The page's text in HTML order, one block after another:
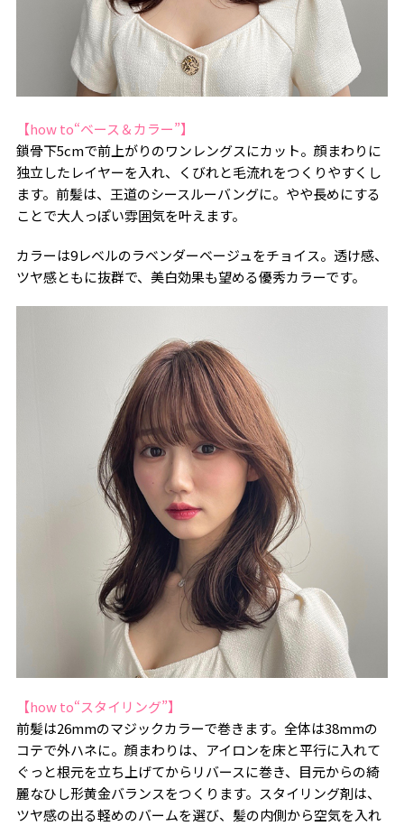
【how to“ベース＆カラー”】
鎖骨下5cmで前上がりのワンレングスにカット。顔まわりに
独立したレイヤーを入れ、くびれと毛流れをつくりやすくし
ます。前髪は、王道のシースルーバングに。やや長めにする
ことで大人っぽい雰囲気を叶えます。
カラーは9レベルのラベンダーベージュをチョイス。透け感、
ツヤ感ともに抜群で、美白効果も望める優秀カラーです。
【how to“スタイリング”】
前髪は26mmのマジックカラーで巻きます。全体は38mmの
コテで外ハネに。顔まわりは、アイロンを床と平行に入れて
ぐっと根元を立ち上げてからリバースに巻き、目元からの綺
麗なひし形黄金バランスをつくります。スタイリング剤は、
ツヤ感の出る軽めのバームを選び、髪の内側から空気を入れ